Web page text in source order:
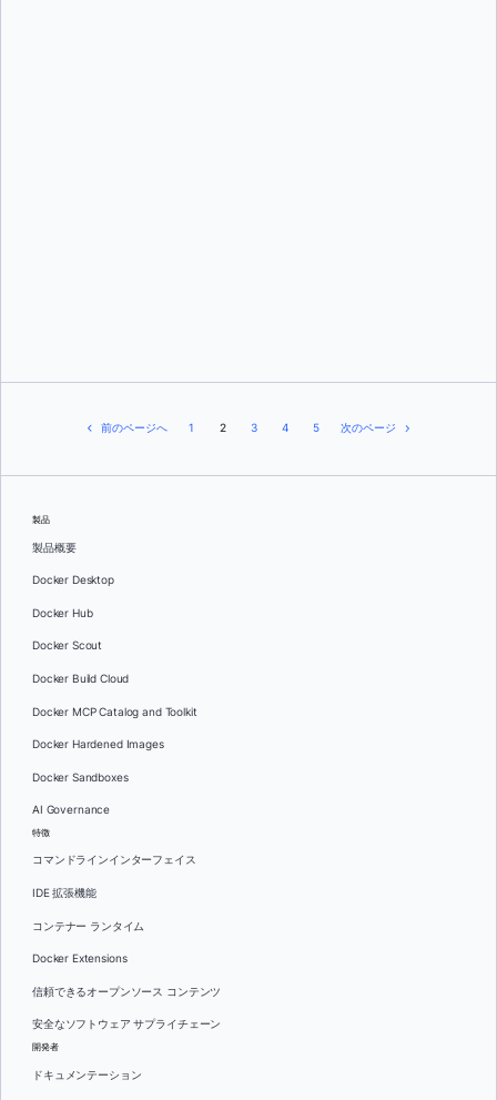
前のページへ 1 2 3 4 5 次のページ
製品
製品概要
Docker Desktop
Docker Hub
Docker Scout
Docker Build Cloud
Docker MCP Catalog and Toolkit
Docker Hardened Images
Docker Sandboxes
AI Governance
特徴
コマンドラインインターフェイス
IDE 拡張機能
コンテナー ランタイム
Docker Extensions
信頼できるオープンソース コンテンツ
安全なソフトウェア サプライチェーン
開発者
ドキュメンテーション